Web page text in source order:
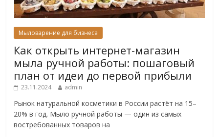
Мыловарение для бизнеса
Как открыть интернет-магазин
мыла ручной работы: пошаговый
план от идеи до первой прибыли
23.11.2024 admin
Рынок натуральной косметики в России растёт на 15–
20% в год. Мыло ручной работы — один из самых
востребованных товаров на